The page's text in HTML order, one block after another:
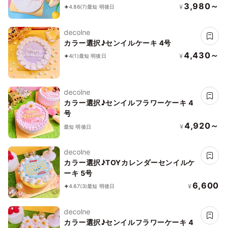
4.86(7)最短 明後日 ¥ 3,980～
decolne
カラー選択♪センイルケーキ 4号
4(1)最短 明後日 ¥ 4,430～
decolne
カラー選択♪センイルフラワーケーキ 4
号
最短 明後日 ¥ 4,920～
decolne
カラー選択♪TOYカレンダーセンイルケ
ーキ 5号
4.67(3)最短 明後日 ¥ 6,600
decolne
カラー選択♪センイルフラワーケーキ 4